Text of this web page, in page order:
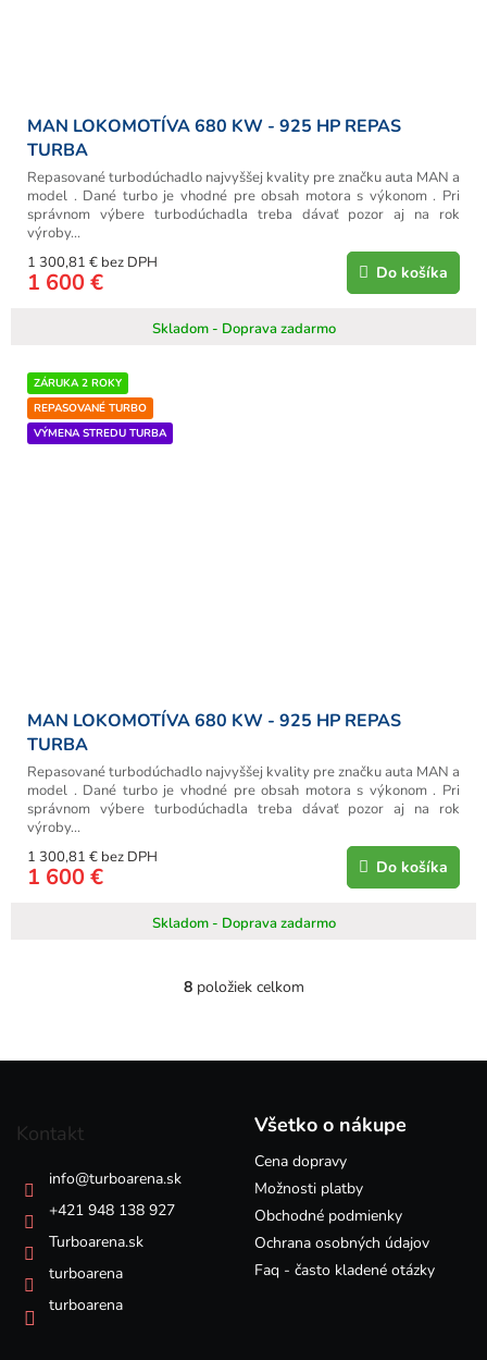
MAN LOKOMOTÍVA 680 KW - 925 HP REPAS
TURBA
Skladom - Doprava zadarmo
1 300,81 € bez DPH
1 600 € Do košíka
Repasované turbodúchadlo najvyššej kvality pre značku auta MAN a
model . Dané turbo je vhodné pre obsah motora s výkonom . Pri
správnom výbere turbodúchadla treba dávať pozor aj na rok
výroby...
ZÁRUKA 2 ROKY
REPASOVANÉ TURBO
VÝMENA STREDU TURBA
MAN LOKOMOTÍVA 680 KW - 925 HP REPAS
TURBA
Skladom - Doprava zadarmo
1 300,81 € bez DPH
1 600 € Do košíka
Repasované turbodúchadlo najvyššej kvality pre značku auta MAN a
model . Dané turbo je vhodné pre obsah motora s výkonom . Pri
správnom výbere turbodúchadla treba dávať pozor aj na rok
výroby...
O
á
8položiek celkom
Kontakt
info@turboarena.sk
+421 948 138 927
Turboarena.sk
turboarena
turboarena
Všetko o nákupe
Cena dopravy
Možnosti platby
Obchodné podmienky
Ochrana osobných údajov
Faq - často kladené otázky